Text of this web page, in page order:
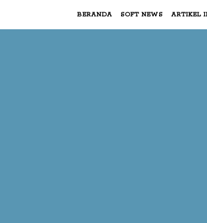
BERANDA SOFT NEWS ARTIKEL